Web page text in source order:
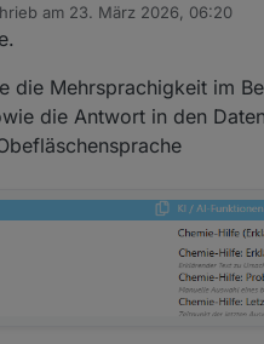
am 23. März 2026, 06:20
editiert von
die Mehrsprachigkeit im
die Antwort in den